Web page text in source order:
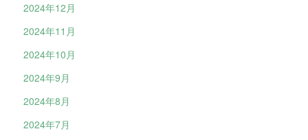
2024年12月
2024年11月
2024年10月
2024年9月
2024年8月
2024年7月